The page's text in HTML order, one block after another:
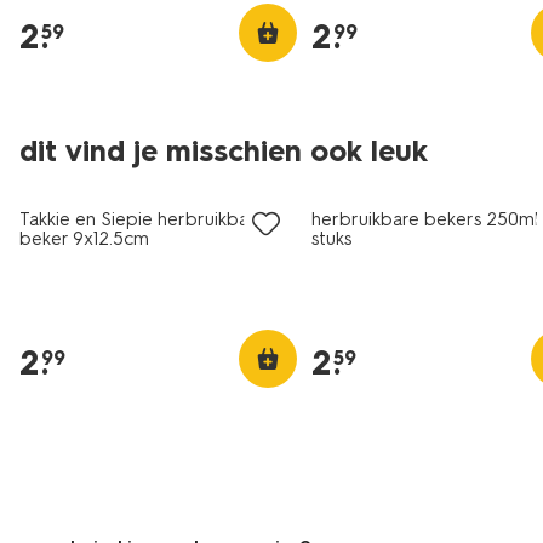
2.
59 2.
99
dit vind je misschien ook leuk
Takkie en Siepie herbruikbare
beker 9x12.5cm
2.
99
herbruikbare bekers 250ml
stuks
2.
59